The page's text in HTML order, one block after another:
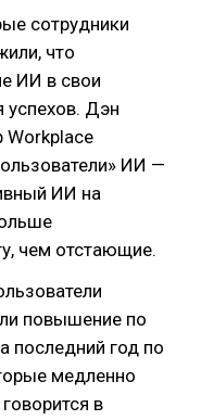
сотрудники
что
ИИ в свои
успехов. Дэн
Workplace
ИИ —
ИИ на
чем отстающие.
повышение по
последний год по
медленно
в